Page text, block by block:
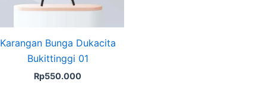
Karangan Bunga Dukacita
Bukittinggi 01
Rp550.000